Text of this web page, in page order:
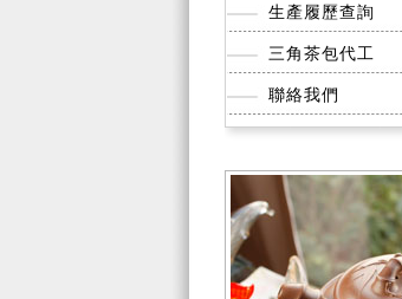
生產履歷查詢
三角茶包代工
聯絡我們